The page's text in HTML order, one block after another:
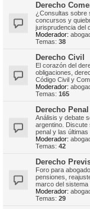
Derecho
¿Consultas sobre
concursos y
jurisprudencia del
Moderador:
Temas: 38
Derecho Civil
El corazón del
obligaciones,
Código Civil y
Moderador:
Temas: 165
Derecho Penal
Análisis y debate
argentino. Discute
penal y las últimas
Moderador:
Temas: 42
Derecho
Foro para
pensiones,
marco del sistema
Moderador:
Temas: 29